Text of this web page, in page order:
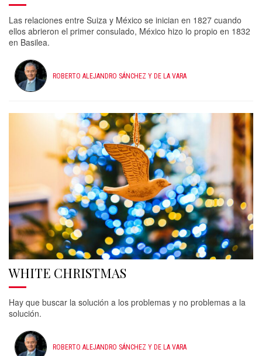
Las relaciones entre Suiza y México se inician en 1827 cuando
ellos abrieron el primer consulado, México hizo lo propio en 1832
en Basilea.
ROBERTO ALEJANDRO SÁNCHEZ Y DE LA VARA
WHITE CHRISTMAS
Hay que buscar la solución a los problemas y no problemas a la
solución.
ROBERTO ALEJANDRO SÁNCHEZ Y DE LA VARA